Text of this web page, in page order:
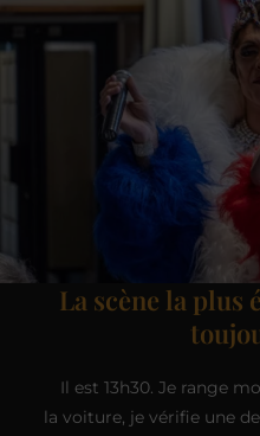
La scène la plus
Il est 13h30. Je range
la voiture, je vérifie une